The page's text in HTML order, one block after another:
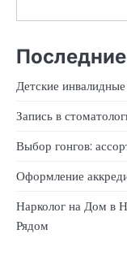
Детские
Запись в
Выбор гонгов:
Оформление
Нарколог на Дом в
Рядом